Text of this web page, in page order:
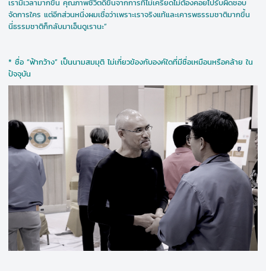
จัดการใคร แต่อีกส่วนหนึ่งผมเชื่อว่าเพราะเราจริงแท้และเคารพธรรมชาติมากขึ้น
นี่ธรรมชาติก็กลับมาเอ็นดูเรานะ”
* ชื่อ “ฟ้ากว้าง” เป็นนามสมมุติ ไม่เกี่ยวข้องกับองค์ใดที่มีชื่อเหมือนหรือคล้าย ใน
ปัจจุบัน